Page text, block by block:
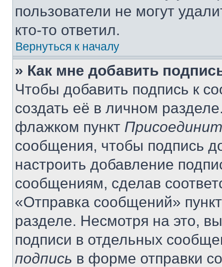
пользователи не могут
кто-то ответил.
Вернуться к началу
» Как мне добавить
Чтобы добавить подпись к
создать её в личном
флажком пункт
сообщения, чтобы подпись
настроить добавление
сообщениям, сделав
«Отправка сообщений»
разделе. Несмотря на это,
подписи в отдельных
подпись в форме отправки